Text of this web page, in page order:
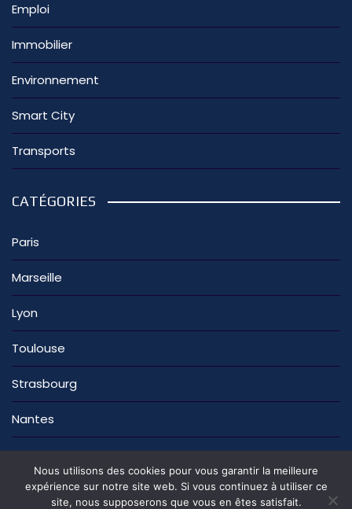
Emploi
Immobilier
Environnement
Smart City
Transports
CATÉGORIES
Paris
Marseille
Lyon
Toulouse
Strasbourg
Nantes
Nous utilisons des cookies pour vous garantir la meilleure
expérience sur notre site web. Si vous continuez à utiliser ce
site, nous supposerons que vous en êtes satisfait.